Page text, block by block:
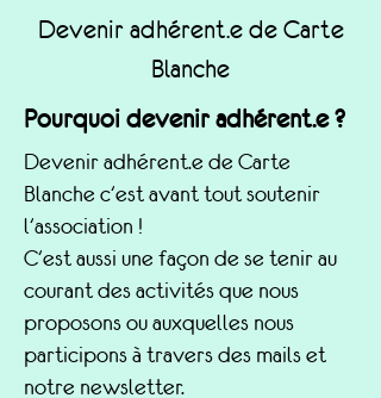
Devenir adhérent.e de Carte
Blanche
Pourquoi devenir adhérent.e ?
Devenir adhérent.e de Carte
Blanche c'est avant tout soutenir
l'association !
C'est aussi une façon de se tenir au
courant des activités que nous
proposons ou auxquelles nous
participons à travers des mails et
notre newsletter.